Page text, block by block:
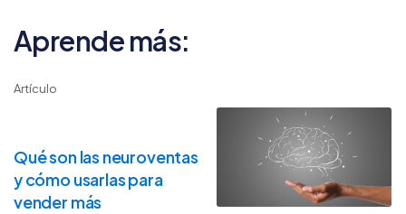
Aprende más:
Artículo
Qué son las neuroventas
y cómo usarlas para
vender más